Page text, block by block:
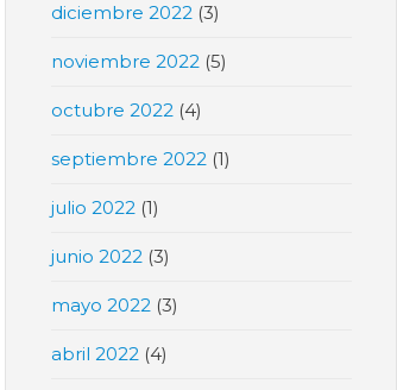
diciembre 2022(3)
noviembre 2022(5)
octubre 2022(4)
septiembre 2022(1)
julio 2022(1)
junio 2022(3)
mayo 2022(3)
abril 2022(4)